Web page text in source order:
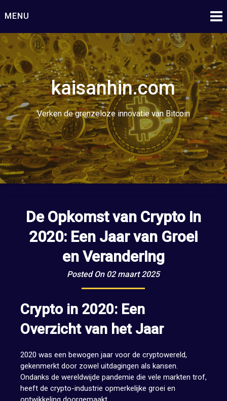
naar
inhoud
MENU
kaisanhin.com
Verken de grenzeloze innovatie van Bitcoin
De Opkomst van Crypto in
2020: Een Jaar van Groei
en Verandering
Posted On 02 maart 2025
Crypto in 2020: Een
Overzicht van het Jaar
2020 was een bewogen jaar voor de cryptowereld,
gekenmerkt door zowel uitdagingen als kansen.
Ondanks de wereldwijde pandemie die vele markten trof,
heeft de crypto-industrie opmerkelijke groei en